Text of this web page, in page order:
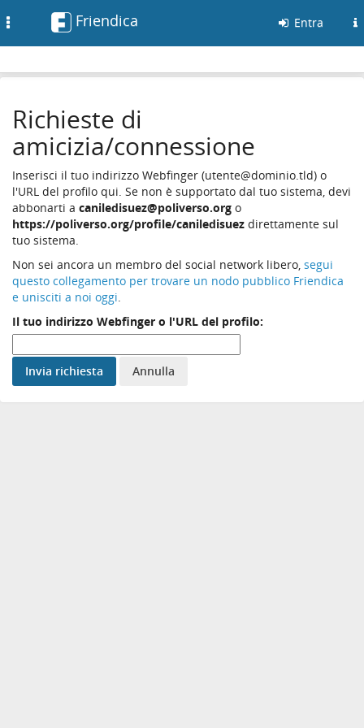
Friendica Entra
Richieste di
amicizia/connessione
Inserisci il tuo indirizzo Webfinger (utente@dominio.tld) o
l'URL del profilo qui. Se non è supportato dal tuo sistema, devi
abbonarti a caniledisuez@poliverso.org o
https://poliverso.org/profile/caniledisuez direttamente sul
tuo sistema.
Non sei ancora un membro del social network libero, segui
questo collegamento per trovare un nodo pubblico Friendica
e unisciti a noi oggi.
Il tuo indirizzo Webfinger o l'URL del profilo: